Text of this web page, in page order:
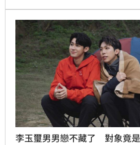
相陪，互動十分甜蜜。
李玉璽男男戀不藏了 對象竟